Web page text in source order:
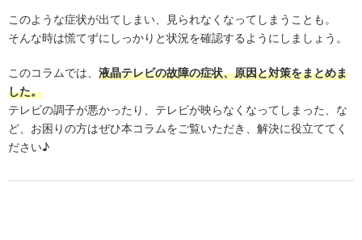
このような症状が出てしまい、見られなくなってしまうことも。
そんな時は慌てずにしっかりと状況を確認するようにしましょう。
このコラムでは、 液晶テレビの故障の症状、原因と対策をまとめま
した。
テレビの調子が悪かったり、テレビが映らなくなってしまった、な
ど、お困りの方はぜひ本コラムをご覧いただき、解決に役立ててく
ださい♪